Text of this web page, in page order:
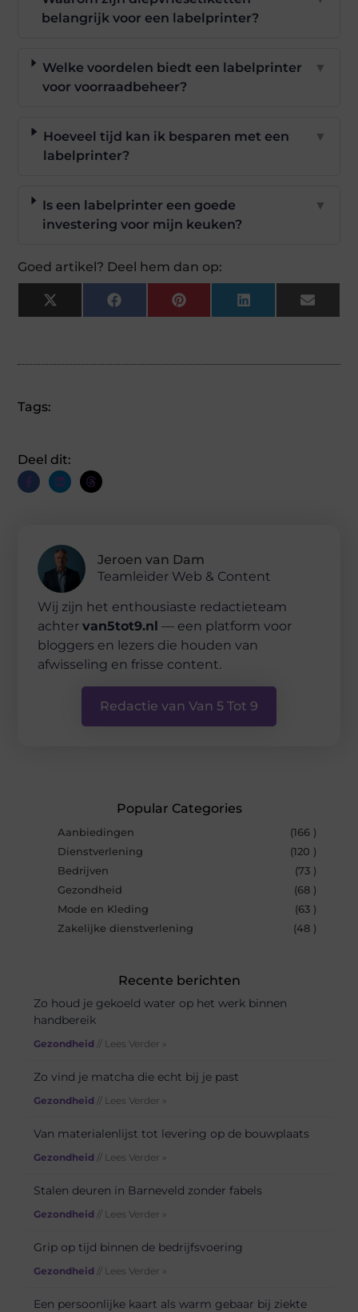
belangrijk voor een labelprinter?
Welke voordelen biedt een labelprinter
voor voorraadbeheer?
▼
Hoeveel tijd kan ik besparen met een
labelprinter?
▼
Is een labelprinter een goede
investering voor mijn keuken?
▼
Goed artikel? Deel hem dan op:
X
(Twitter)
FacebookPinterestLinkedIn Email
Tags:
Deel dit:
Jeroen van Dam
Teamleider Web & Content
Wij zijn het enthousiaste redactieteam
achtervan5tot9.nl — een platform voor
bloggers en lezers die houden van
afwisseling en frisse content.
Redactie van Van 5 Tot 9
Popular Categories
Aanbiedingen
(166 )
Dienstverlening
(120 )
Bedrijven
(73 )
Gezondheid
(68 )
Mode en Kleding
(63 )
Zakelijke dienstverlening
(48 )
Recente berichten
Zo houd je gekoeld water op het werk binnen
handbereik
Gezondheid // Lees Verder »
Zo vind je matcha die echt bij je past
Gezondheid // Lees Verder »
Van materialenlijst tot levering op de bouwplaats
Gezondheid // Lees Verder »
Stalen deuren in Barneveld zonder fabels
Gezondheid // Lees Verder »
Grip op tijd binnen de bedrijfsvoering
Gezondheid // Lees Verder »
Een persoonlijke kaart als warm gebaar bij ziekte